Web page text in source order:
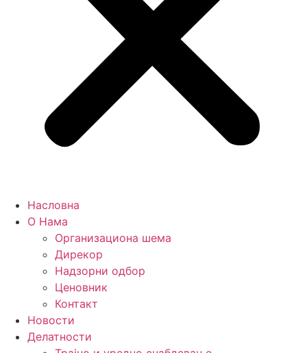
Насловна
О Нама
Организациона шема
Дирекор
Надзорни одбор
Ценовник
Контакт
Новости
Делатности